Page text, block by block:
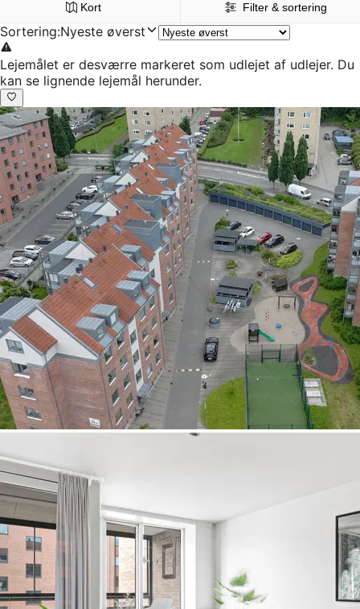
Kort Filter & sortering
Sortering:Nyeste øverst
Lejemålet er desværre markeret som udlejet af udlejer. Du
kan se lignende lejemål herunder.